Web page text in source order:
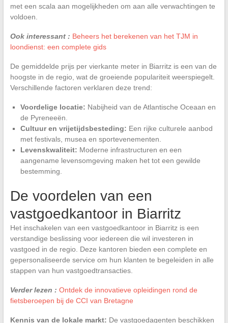
met een scala aan mogelijkheden om aan alle verwachtingen te
voldoen.
Ook interessant : Beheers het berekenen van het TJM in
loondienst: een complete gids
De gemiddelde prijs per vierkante meter in Biarritz is een van de
hoogste in de regio, wat de groeiende populariteit weerspiegelt.
Verschillende factoren verklaren deze trend:
Voordelige locatie: Nabijheid van de Atlantische Oceaan en
de Pyreneeën.
Cultuur en vrijetijdsbesteding: Een rijke culturele aanbod
met festivals, musea en sportevenementen.
Levenskwaliteit: Moderne infrastructuren en een
aangename levensomgeving maken het tot een gewilde
bestemming.
De voordelen van een
vastgoedkantoor in Biarritz
Het inschakelen van een vastgoedkantoor in Biarritz is een
verstandige beslissing voor iedereen die wil investeren in
vastgoed in de regio. Deze kantoren bieden een complete en
gepersonaliseerde service om hun klanten te begeleiden in alle
stappen van hun vastgoedtransacties.
Verder lezen : Ontdek de innovatieve opleidingen rond de
fietsberoepen bij de CCI van Bretagne
Kennis van de lokale markt: De vastgoedagenten beschikken